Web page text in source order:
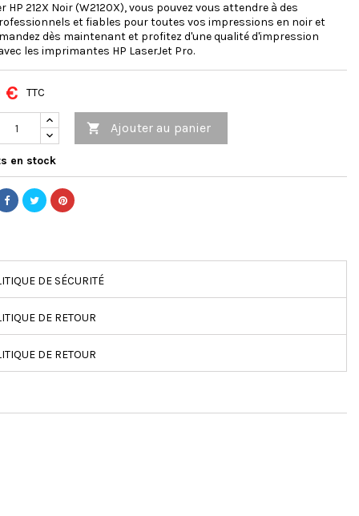
HP 212X Noir (W2120X), vous pouvez vous attendre à des
et fiables pour toutes vos impressions en noir et
dès maintenant et profitez d'une qualité d'impression
les imprimantes HP LaserJet Pro.
€ TTC
 Ajouter au panier
en stock
DE SÉCURITÉ
DE RETOUR
DE RETOUR